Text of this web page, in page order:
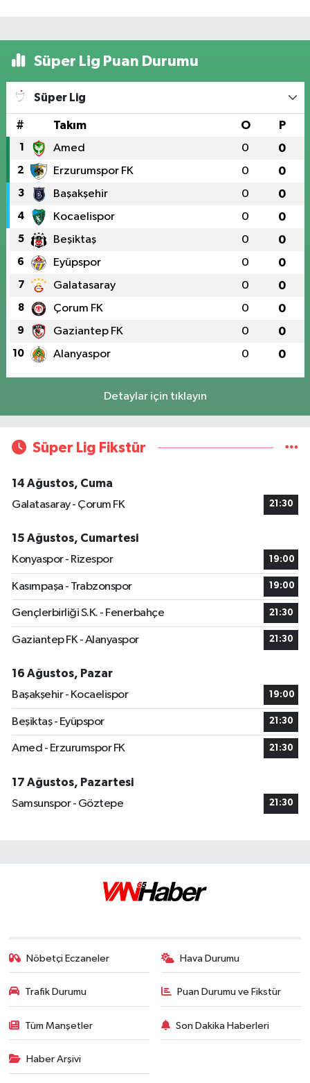
Süper Lig Puan Durumu
Süper Lig
# Takım O P
1 Amed 0 0
2 Erzurumspor FK 0 0
3 Başakşehir 0 0
4 Kocaelispor 0 0
5 Beşiktaş 0 0
6 Eyüpspor 0 0
7 Galatasaray 0 0
8 Çorum FK 0 0
9 Gaziantep FK 0 0
10 Alanyaspor 0 0
Detaylar için tıklayın
Süper Lig Fikstür
14 Ağustos, Cuma
Galatasaray - Çorum FK
21:30
15 Ağustos, Cumartesi
Konyaspor - Rizespor
19:00
Kasımpaşa - Trabzonspor 19:00
Gençlerbirliği S.K. - Fenerbahçe 21:30
Gaziantep FK - Alanyaspor 21:30
16 Ağustos, Pazar
Başakşehir - Kocaelispor
19:00
Beşiktaş - Eyüpspor 21:30
Amed - Erzurumspor FK 21:30
17 Ağustos, Pazartesi
Samsunspor - Göztepe
21:30
Nöbetçi Eczaneler Hava Durumu
Trafik Durumu Puan Durumu ve Fikstür
Tüm Manşetler Son Dakika Haberleri
Haber Arşivi